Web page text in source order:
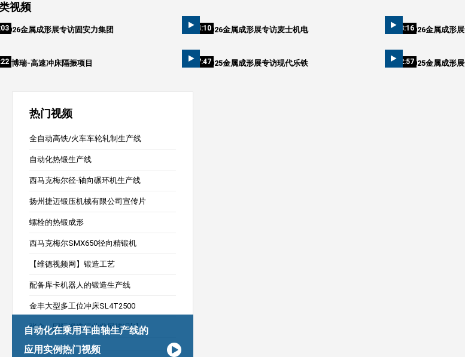
视频
2026金属成形展专访固安力集团 04:102026金属成形展专访麦士机电 03:162026金属成形
爱博瑞-高速冲床隔振项目 07:472025金属成形展专访现代乐铁 02:572025金属成形
热门视频
全自动高铁/火车车轮轧制生产线
自动化热锻生产线
西马克梅尔径-轴向碾环机生产线
扬州捷迈锻压机械有限公司宣传片
螺栓的热锻成形
西马克梅尔SMX650径向精锻机
【维德视频网】锻造工艺
配备库卡机器人的锻造生产线
金丰大型多工位冲床SL4T2500
张金：国际锻造行业发展情况[1]
自动化在乘用车曲轴生产线的
应用实例热门视频